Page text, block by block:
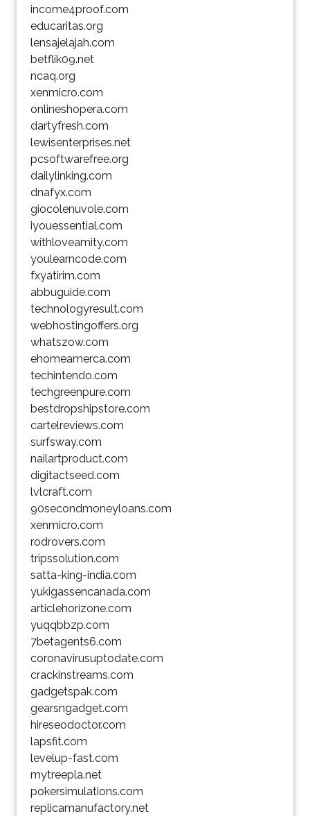
income4proof.com
educaritas.org
lensajelajah.com
betflik09.net
ncaq.org
xenmicro.com
onlineshopera.com
dartyfresh.com
lewisenterprises.net
pcsoftwarefree.org
dailylinking.com
dnafyx.com
giocolenuvole.com
iyouessential.com
withloveamity.com
youlearncode.com
fxyatirim.com
abbuguide.com
technologyresult.com
webhostingoffers.org
whatszow.com
ehomeamerca.com
techintendo.com
techgreenpure.com
bestdropshipstore.com
cartelreviews.com
surfsway.com
nailartproduct.com
digitactseed.com
lvlcraft.com
90secondmoneyloans.com
xenmicro.com
rodrovers.com
tripssolution.com
satta-king-india.com
yukigassencanada.com
articlehorizone.com
yuqqbbzp.com
7betagents6.com
coronavirusuptodate.com
crackinstreams.com
gadgetspak.com
gearsngadget.com
hireseodoctor.com
lapsfit.com
levelup-fast.com
mytreepla.net
pokersimulations.com
replicamanufactory.net